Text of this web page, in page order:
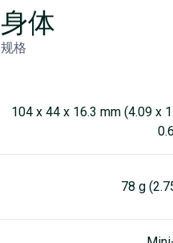
身体
规格
104 x 44 x 16.3 mm (4.09 x
78 g